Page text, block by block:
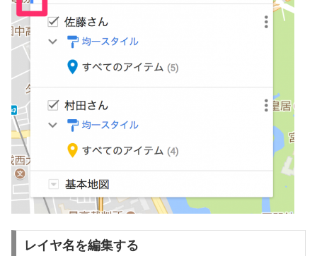
レイヤ名を編集する